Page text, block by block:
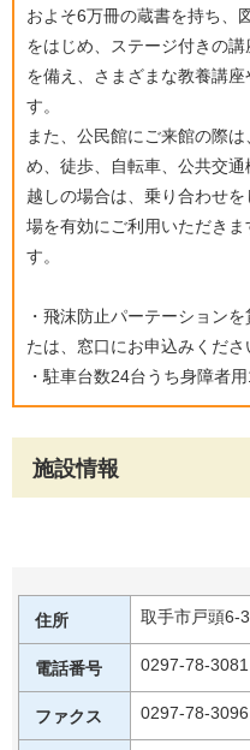
およそ6万冊の蔵書を持ち、
をはじめ、ステージ付きの
を備え、さまざまな教養講
す。
また、公民館にご来館の際
め、徒歩、自転車、公共交
越しの場合は、乗り合わせ
場を有効にご利用いただき
す。
・飛沫防止パーテーション
たは、窓口にお申込みくださ
・駐車台数24台うち身障者
施設情報
住所 取手市戸頭6-
電話番号 0297-78-3081
ファクス 0297-78-3096